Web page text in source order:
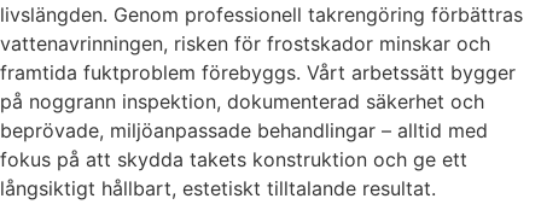
livslängden. Genom professionell takrengöring förbättras
vattenavrinningen, risken för frostskador minskar och
framtida fuktproblem förebyggs. Vårt arbetssätt bygger
på noggrann inspektion, dokumenterad säkerhet och
beprövade, miljöanpassade behandlingar – alltid med
fokus på att skydda takets konstruktion och ge ett
långsiktigt hållbart, estetiskt tilltalande resultat.